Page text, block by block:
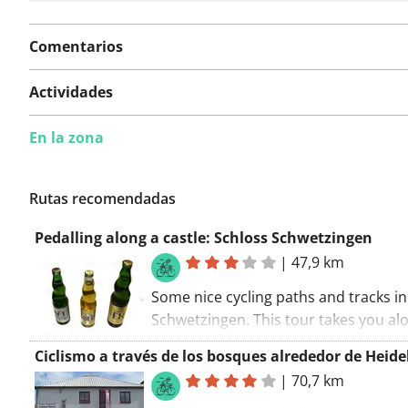
Comentarios
Actividades
En la zona
Rutas recomendadas
Pedalling along a castle: Schloss Schwetzingen
|47,9 km
Some nice cycling paths and tracks in
Schwetzingen. This tour takes you
some nice places, including
Relax and enjoy. Train station
station is located along this route.
Ciclismo a través de los bosques alrededor de
|70,7 km